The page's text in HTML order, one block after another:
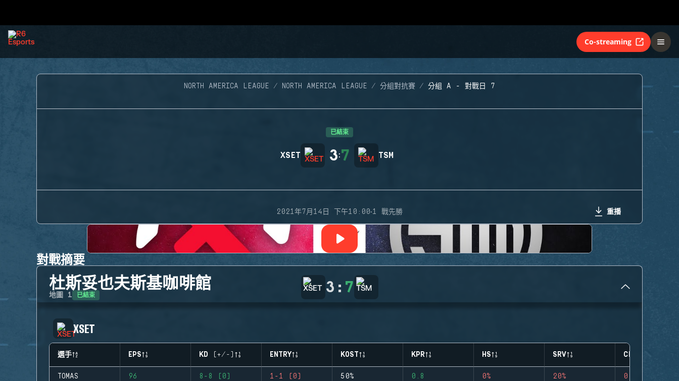
Co-streaming
NORTH AMERICA LEAGUE NORTH AMERICA LEAGUE 分組對抗賽 分組 A - 對戰日 7
已結束
XSET 3:7 TSM
2021年7月14日 下午10:00·1 戰先勝 重播
對戰摘要
杜斯妥也夫斯基咖啡館
地圖 1 已結束 3 : 7
XSET
選手 EPS KD (+/-) ENTRY KOST KPR HS SRV CLUTCHES
TOMAS 96 8-8 (0) 1-1 (0) 50% 0.8 0% 20% 0